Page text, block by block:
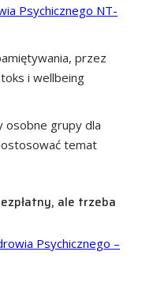
Psychicznego NT-
przez
i wellbeing
osobne grupy dla
temat
ale trzeba
Psychicznego –